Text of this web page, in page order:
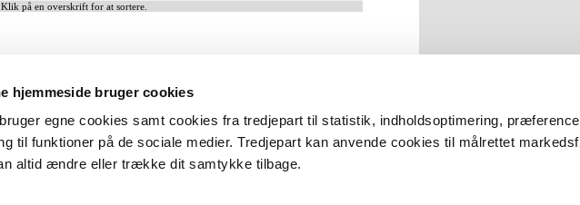
hjemmeside bruger cookies
egne cookies samt cookies fra tredjepart til statistik, indholdsoptimering,
til funktioner på de sociale medier. Tredjepart kan anvende cookies til målrettet
altid ændre eller trække dit samtykke tilbage.
Klik på en overskrift for at sortere.
for denne art